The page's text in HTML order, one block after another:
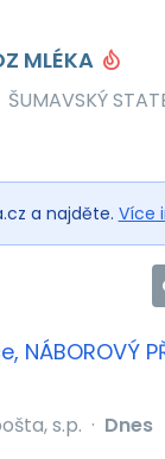
MLÉKA
ŠUMAVSKÝ
a najděte. Více
s.p. · Dnes